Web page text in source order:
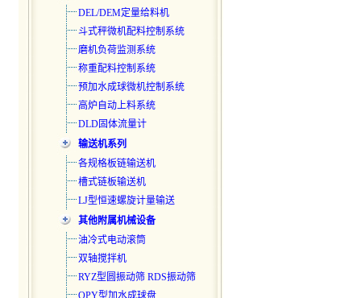
DEL/DEM定量给料机
斗式秤微机配料控制系统
磨机负荷监测系统
称重配料控制系统
预加水成球微机控制系统
高炉自动上料系统
DLD固体流量计
输送机系列
各规格板链输送机
槽式链板输送机
LJ型恒速螺旋计量输送
其他附属机械设备
油冷式电动滚筒
双轴搅拌机
RYZ型圆振动筛 RDS振动筛
QPY型加水成球盘